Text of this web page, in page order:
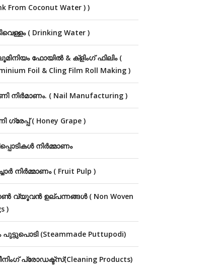
From Coconut Water ) )
( Drinking Water )
ഫോയിൽ & ക്ളിംഗ് ഫിലിം (
Foil & Cling Film Roll Making )
നിർമാണം. ( Nail Manufacturing )
ഗ്രേപ്പ് ( Honey Grape )
നിർമ്മാണം
നിർമ്മാണം ( Fruit Pulp )
വ്യൂവൻ ഉല്‌പന്നങ്ങൾ ( Non Woven
)
പുട്ടുപൊടി (Steammade Puttupodi)
പ്രോഡക്ട്സ്(Cleaning Products)